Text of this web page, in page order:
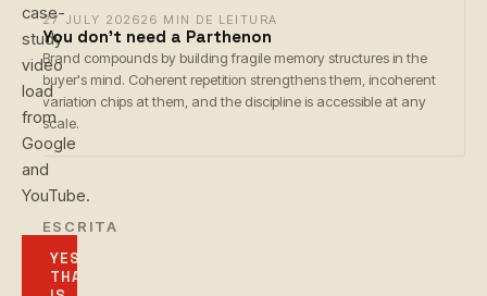
27 JULY 202626 MIN DE LEITURA
You don't need a Parthenon
Brand compounds by building fragile memory structures in the
buyer's mind. Coherent repetition strengthens them, incoherent
variation chips at them, and the discipline is accessible at any
scale.
← ESCRITA
case-
study
video
load
from
Google
and
YouTube.
YES,
THAT